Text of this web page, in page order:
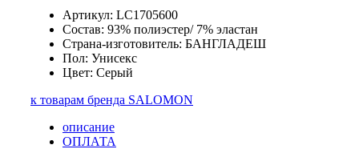
Артикул: LC1705600
Состав: 93% полиэстер/ 7% эластан
Страна-изготовитель: БАНГЛАДЕШ
Пол: Унисекс
Цвет: Серый
к товарам бренда SALOMON
описание
ОПЛАТА